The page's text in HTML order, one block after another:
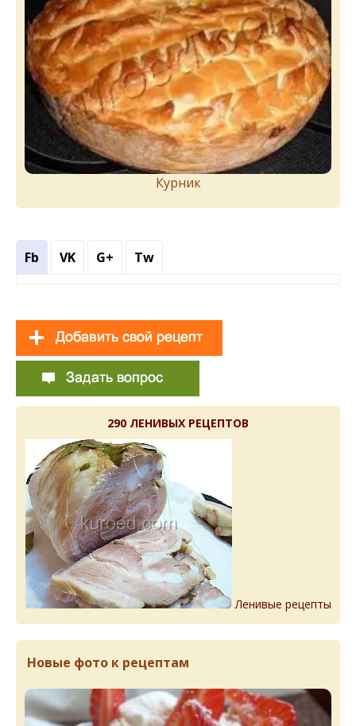
Курник
Fb VK G+ Tw
290 ЛЕНИВЫХ РЕЦЕПТОВ
Ленивые рецепты
Новые фото к рецептам